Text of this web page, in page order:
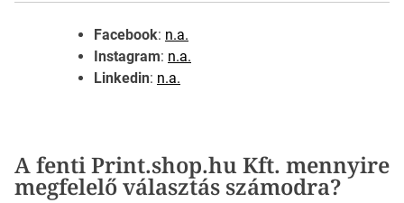
Facebook: n.a.
Instagram: n.a.
Linkedin: n.a.
A fenti Print.shop.hu Kft. mennyire
megfelelő választás számodra?